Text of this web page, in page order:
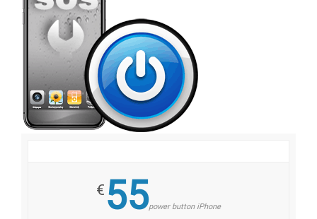
€ 55power button iPhone